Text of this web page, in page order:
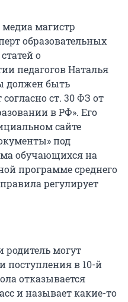
медиа магистр
образовательных
о
педагогов Наталья
должен быть
ст. 30 ФЗ от
в РФ». Его
сайте
под
обучающихся на
программе среднего
регулирует
родитель могут
поступления в 10-й
отказывается
и называет какие-то